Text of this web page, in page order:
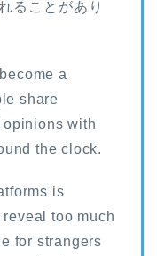
ることがあり
a
share
with
the clock.
is
too much
for strangers